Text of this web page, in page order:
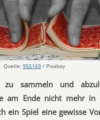
Quelle: 955169/ Pixabay
zu sammeln und
am Ende nicht mehr in
ein Spiel eine gewisse